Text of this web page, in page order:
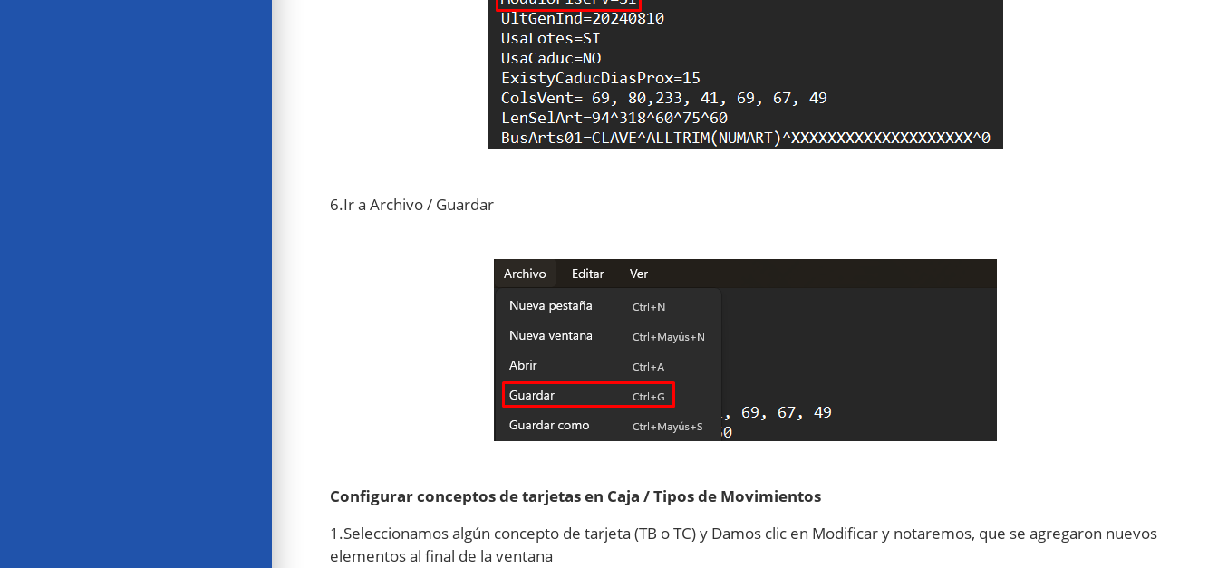
6.Ir a Archivo / Guardar
Configurar conceptos de tarjetas en Caja / Tipos de Movimientos
1.Seleccionamos algún concepto de tarjeta (TB o TC) y Damos clic en Modificar y notaremos, que se agregaron nuevos
elementos al final de la ventana